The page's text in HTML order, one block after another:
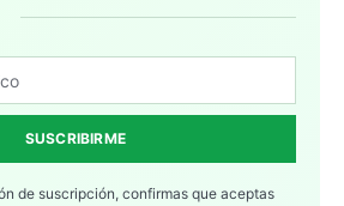
SUSCRIBIRME
de suscripción, confirmas que aceptas